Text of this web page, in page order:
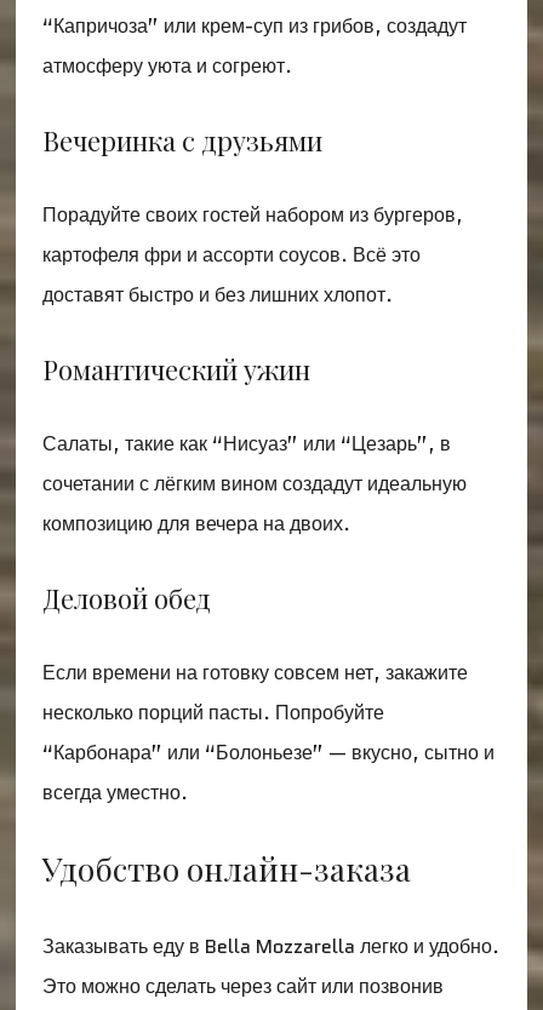
“Капричоза” или крем-суп из грибов, создадут
атмосферу уюта и согреют.
Вечеринка с друзьями
Порадуйте своих гостей набором из бургеров,
картофеля фри и ассорти соусов. Всё это
доставят быстро и без лишних хлопот.
Романтический ужин
Салаты, такие как “Нисуаз” или “Цезарь”, в
сочетании с лёгким вином создадут идеальную
композицию для вечера на двоих.
Деловой обед
Если времени на готовку совсем нет, закажите
несколько порций пасты. Попробуйте
“Карбонара” или “Болоньезе” — вкусно, сытно и
всегда уместно.
Удобство онлайн-заказа
Заказывать еду в Bella Mozzarella легко и удобно.
Это можно сделать через сайт или позвонив